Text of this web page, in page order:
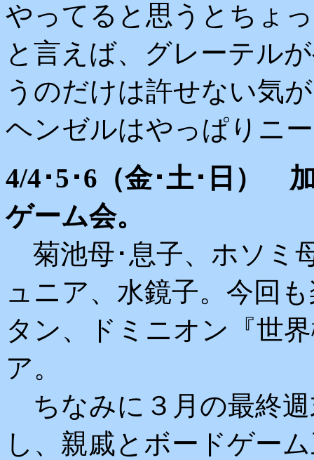
やってると思うとちょ
と言えば、グレーテル
うのだけは許せない気
ヘンゼルはやっぱりニ
4/4･5･6（金･土･日）
ゲーム会。
菊池母･息子、ホソミ
ュニア、水鏡子。今回
タン、ドミニオン『世
ア。
ちなみに３月の最終
し、親戚とボードゲー